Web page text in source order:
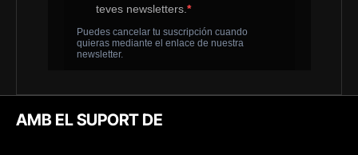
AMB EL SUPORT DE